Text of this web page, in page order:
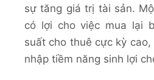
sự tăng giá trị tài sản.
có lợi cho việc mua lại
suất cho thuê cực kỳ
nhập tiềm năng sinh lợi